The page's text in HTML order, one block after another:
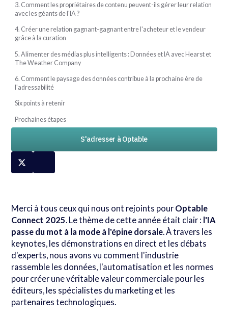
3. Comment les propriétaires de contenu peuvent-ils gérer leur relation
avec les géants de l'IA ?
4. Créer une relation gagnant-gagnant entre l'acheteur et le vendeur
grâce à la curation
5. Alimenter des médias plus intelligents : Données et IA avec Hearst et
The Weather Company
6. Comment le paysage des données contribue à la prochaine ère de
l'adressabilité
Six points à retenir
Prochaines étapes
S'adresser à Optable
Merci à tous ceux qui nous ont rejoints pour Optable
Connect 2025. Le thème de cette année était clair : l'IA
passe du mot à la mode à l'épine dorsale. À travers les
keynotes, les démonstrations en direct et les débats
d'experts, nous avons vu comment l'industrie
rassemble les données, l'automatisation et les normes
pour créer une véritable valeur commerciale pour les
éditeurs, les spécialistes du marketing et les
partenaires technologiques.